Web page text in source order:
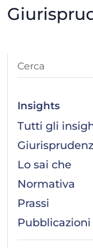
Insights
Tutti gli
Lo sai che
Normativa
Prassi
Pubblicazioni